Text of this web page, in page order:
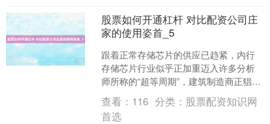
股票如何开通杠杆 对比配资公司庄
家的使用姿首_5
跟着正常存储芯片的供应已趋紧，内行
存储芯片行业似乎正加重迈入许多分析
师所称的“超等周期”，建筑制造商正猖獗
囤积累储芯片。当先，泓川证券选择实
盘交游账户，每位用户....
查看： 116 分类： 股票配资知识网
首选